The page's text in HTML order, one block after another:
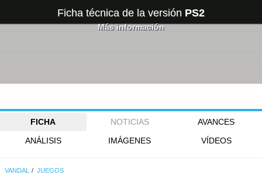
Ficha técnica de la versión PS2
Más información
FICHA NOTICIAS
AVANCES
ANÁLISIS
IMÁGENES VÍDEOS
VANDAL JUEGOS